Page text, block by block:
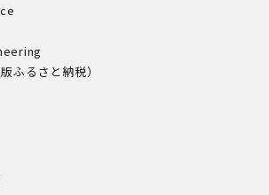
後、当社「保有個人情報に関する開示等の
いたします。 ご記入いただいた「請求
認書類のコピー」、代理人によるお求めの
であることを確認する書類」を送付してく
各資料に含まれる本籍地情報は都道府県ま
の写し（運転免許証、パスポート、健康
年金手帳等）
ふるさと納税）